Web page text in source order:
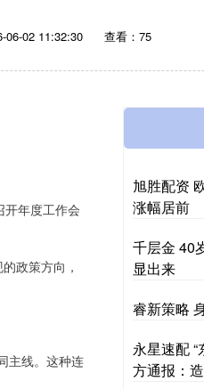
06-02 11:32:30 查看：75
年度工作会
政策方向，
主线。这种连
旭胜配资
涨幅居前
千层金 40
显出来
睿新策略
永星速配
方通报：